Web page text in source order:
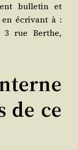
bul­le­tin et
écri­vant à :
3 rue Berthe,
de ce